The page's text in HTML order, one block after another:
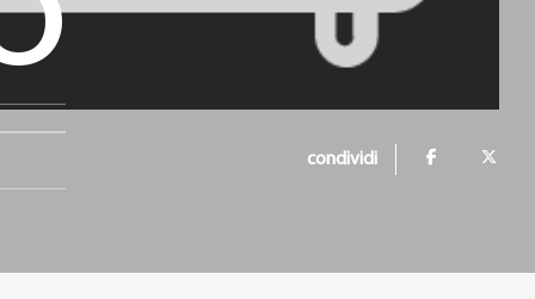
condividi